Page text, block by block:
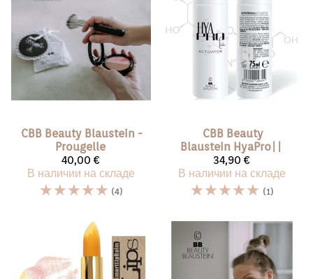
CBB Beauty Blaustein -
Prougelle
40,00 €
В наличии на складе
☆☆☆☆☆ (4)
CBB Beauty
Blaustein HyaPro||
34,90 €
В наличии на складе
☆☆☆☆☆ (1)